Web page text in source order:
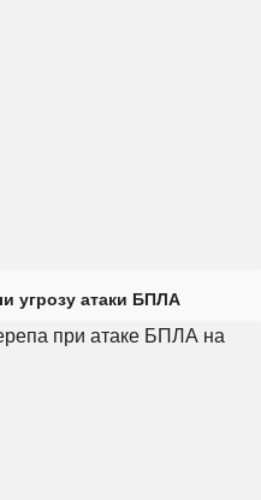
угрозу атаки БПЛА